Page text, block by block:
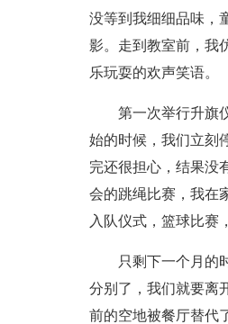
没等到我细细品味，
影。走到教室前，我
乐玩耍的欢声笑语。
第一次举行升旗
始的时候，我们立刻
完还很担心，结果没
会的跳绳比赛，我在
入队仪式，篮球比赛
只剩下一个月的
分别了，我们就要离
前的空地被餐厅替代